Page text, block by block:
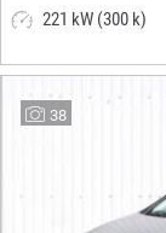
221 kW (300 k)
38